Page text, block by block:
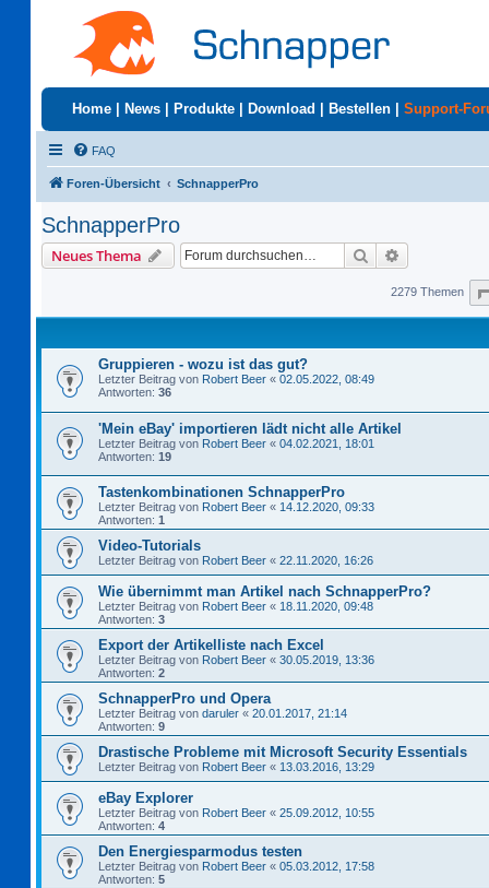
Home News Produkte Download Bestellen Support-
FAQ
Foren-Übersicht SchnapperPro
SchnapperPro
Neues Thema Suche
2279 Themen
Gruppieren - wozu ist das gut?
Letzter Beitrag von Robert Beer « 02.05.2022, 08:49
Antworten: 36
'Mein eBay' importieren lädt nicht alle Artikel
Letzter Beitrag von Robert Beer « 04.02.2021, 18:01
Antworten: 19
Tastenkombinationen SchnapperPro
Letzter Beitrag von Robert Beer « 14.12.2020, 09:33
Antworten: 1
Video-Tutorials
Letzter Beitrag von Robert Beer « 22.11.2020, 16:26
Wie übernimmt man Artikel nach SchnapperPro?
Letzter Beitrag von Robert Beer « 18.11.2020, 09:48
Antworten: 3
Export der Artikelliste nach Excel
Letzter Beitrag von Robert Beer « 30.05.2019, 13:36
Antworten: 2
SchnapperPro und Opera
Letzter Beitrag von daruler « 20.01.2017, 21:14
Antworten: 9
Drastische Probleme mit Microsoft Security Essentials
Letzter Beitrag von Robert Beer « 13.03.2016, 13:29
eBay Explorer
Letzter Beitrag von Robert Beer « 25.09.2012, 10:55
Antworten: 4
Den Energiesparmodus testen
Letzter Beitrag von Robert Beer « 05.03.2012, 17:58
Antworten: 5